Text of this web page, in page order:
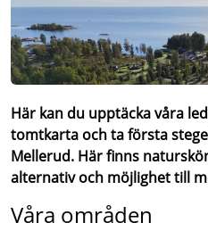
Här kan du upptäcka våra
tomtkarta och ta första
Mellerud. Här finns
alternativ och möjlighet till
Våra områden